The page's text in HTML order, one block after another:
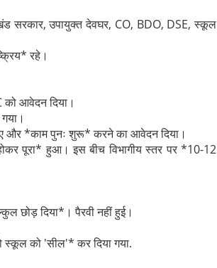
सरकार, उपायुक्त देवघर, CO, BDO, DSE, स्कूल
रहे।
आवेदन दिया।
और *काम पुनः शुरू* करने का आवेदन दिया।
पूरा* हुआ। इस बीच विभागीय स्तर पर *10-12
छोड़ दिया*। पैरवी नहीं हुई।
स्कूल को 'सील'* कर दिया गया.